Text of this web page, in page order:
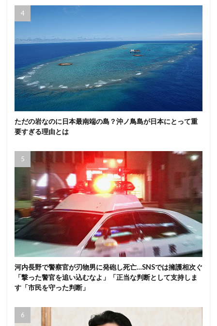
ただの岩なのに日本最南端の島？沖ノ鳥島が日本にとって重
要すぎる理由とは
河内長野で警察官が刃物男に発砲し死亡…SNSでは擁護相次ぐ
「撃った警官を追い込むなよ」「正当な判断として支持しま
す「市民を守った判断」